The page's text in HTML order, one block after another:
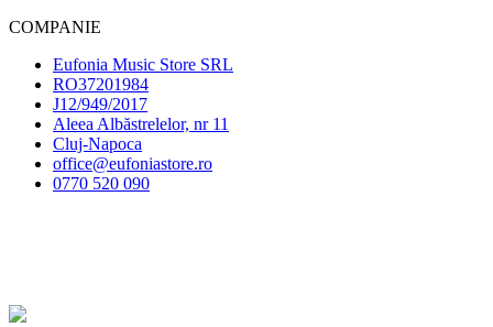
COMPANIE
Eufonia Music Store SRL
RO37201984
J12/949/2017
Aleea Albăstrelelor, nr 11
Cluj-Napoca
office@eufoniastore.ro
0770 520 090